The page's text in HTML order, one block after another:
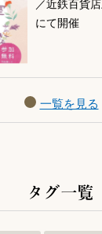
／近鉄百貨
にて開催
一覧を見る
タグ一覧